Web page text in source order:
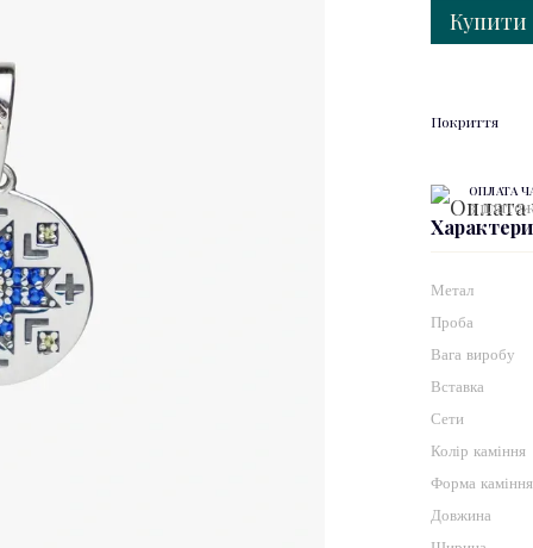
Купити
Покриття
ОПЛАТА
3
Метал
Проба
Вага виробу
Вставка
Сети
Колір каміння
Форма каміння
Довжина